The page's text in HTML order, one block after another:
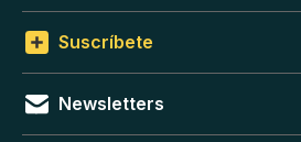
Suscríbete
Newsletters